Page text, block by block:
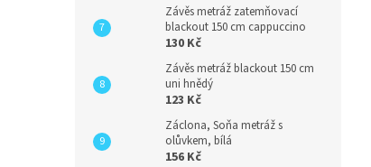
Závěs metráž zatemňovací
blackout 150 cm cappuccino
130 Kč
Závěs metráž blackout 150 cm
uni hnědý
123 Kč
Záclona, Soňa metráž s
olůvkem, bílá
156 Kč